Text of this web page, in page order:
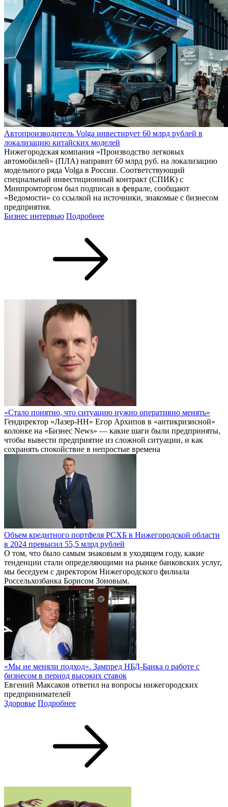
Автопроизводитель Volga инвестирует 60 млрд рублей в
локализацию китайских моделей
Нижегородская компания «Производство легковых
автомобилей» (ПЛА) направит 60 млрд руб. на локализацию
модельного ряда Volga в России. Соответствующий
специальный инвестиционный контракт (СПИК) с
Минпромторгом был подписан в феврале, сообщают
«Ведомости» со ссылкой на источники, знакомые с бизнесом
предприятия.
Бизнес интервью Подробнее
«Стало понятно, что ситуацию нужно оперативно менять»
Гендиректор «Лазер-НН» Егор Архипов в «антикризисной»
колонке на «Бизнес News» — какие шаги были предприняты,
чтобы вывести предприятие из сложной ситуации, и как
сохранять спокойствие в непростые времена
Объем кредитного портфеля РСХБ в Нижегородской области
в 2024 превысил 55,5 млрд рублей
О том, что было самым знаковым в уходящем году, какие
тенденции стали определяющими на рынке банковских услуг,
мы беседуем с директором Нижегородского филиала
Россельхозбанка Борисом Зоновым.
«Мы не меняли подход». Зампред НБД-Банка о работе с
бизнесом в период высоких ставок
Евгений Максаков ответил на вопросы нижегородских
предпринимателей
Здоровье Подробнее